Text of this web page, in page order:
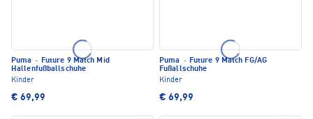
Puma · Future 9 Match Mid
Hallenfußballschuhe
Kinder
€ 69,99
Puma · Future 9 Match FG/AG
Fußallschuhe
Kinder
€ 69,99